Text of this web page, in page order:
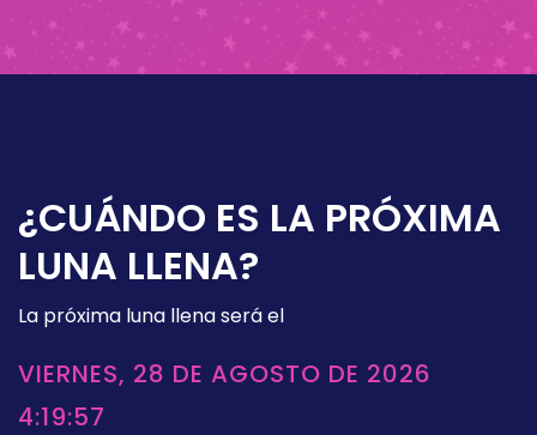
¿CUÁNDO ES LA PRÓXIMA
LUNA LLENA?
La próxima luna llena será el
VIERNES, 28 DE AGOSTO DE 2026
4:19:57